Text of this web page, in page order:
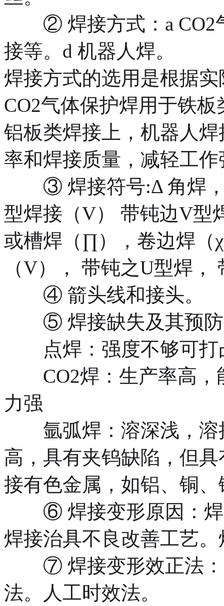
② 焊接方式：a CO2
接等。d 机器人焊。
焊接方式的选用是根据
CO2气体保护焊用于铁
铝板类焊接上，机器人
率和焊接质量，减轻工作
③ 焊接符号:Δ 角焊，
型焊接（V） 带钝边V型
或槽焊（∏），卷边焊（
（V）， 带钝之U型焊
④ 箭头线和接头。
⑤ 焊接缺失及其预防
点焊：强度不够可打
CO2焊：生产率高，
力强
氩弧焊：溶深浅，溶
高，具有夹钨缺陷，但
接有色金属，如铝、铜、
⑥ 焊接变形原因：焊
焊接治具不良改善工艺
⑦ 焊接变形效正法：
法。人工时效法。